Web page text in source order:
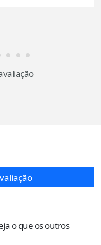
o que os outros